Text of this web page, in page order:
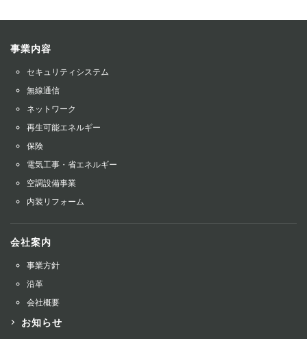
事業内容
セキュリティシステム
無線通信
ネットワーク
再生可能エネルギー
保険
電気工事・省エネルギー
空調設備事業
内装リフォーム
会社案内
事業方針
沿革
会社概要
お知らせ